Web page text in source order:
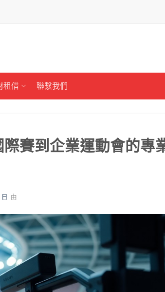
租借 聯繫我們
賽到企業運動會的專
由